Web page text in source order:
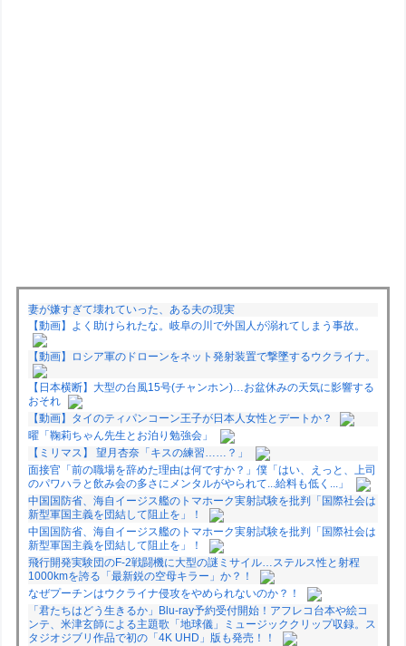
妻が嫌すぎて壊れていった、ある夫の現実
【動画】よく助けられたな。岐阜の川で外国人が溺れてしまう事故。
【動画】ロシア軍のドローンをネット発射装置で撃墜するウクライナ。
【日本横断】大型の台風15号(チャンホン)…お盆休みの天気に影響する
おそれ
【動画】タイのティパンコーン王子が日本人女性とデートか？
曜「鞠莉ちゃん先生とお泊り勉強会」
【ミリマス】 望月杏奈「キスの練習……？」
面接官「前の職場を辞めた理由は何ですか？」僕「はい、えっと、上司
のパワハラと飲み会の多さにメンタルがやられて...給料も低く...」
中国国防省、海自イージス艦のトマホーク実射試験を批判「国際社会は
新型軍国主義を団結して阻止を」！
中国国防省、海自イージス艦のトマホーク実射試験を批判「国際社会は
新型軍国主義を団結して阻止を」！
飛行開発実験団のF-2戦闘機に大型の謎ミサイル…ステルス性と射程
1000kmを誇る「最新鋭の空母キラー」か？！
なぜプーチンはウクライナ侵攻をやめられないのか？！
「君たちはどう生きるか」Blu-ray予約受付開始！アフレコ台本や絵コ
ンテ、米津玄師による主題歌「地球儀」ミュージッククリップ収録。ス
タジオジブリ作品で初の「4K UHD」版も発売！！